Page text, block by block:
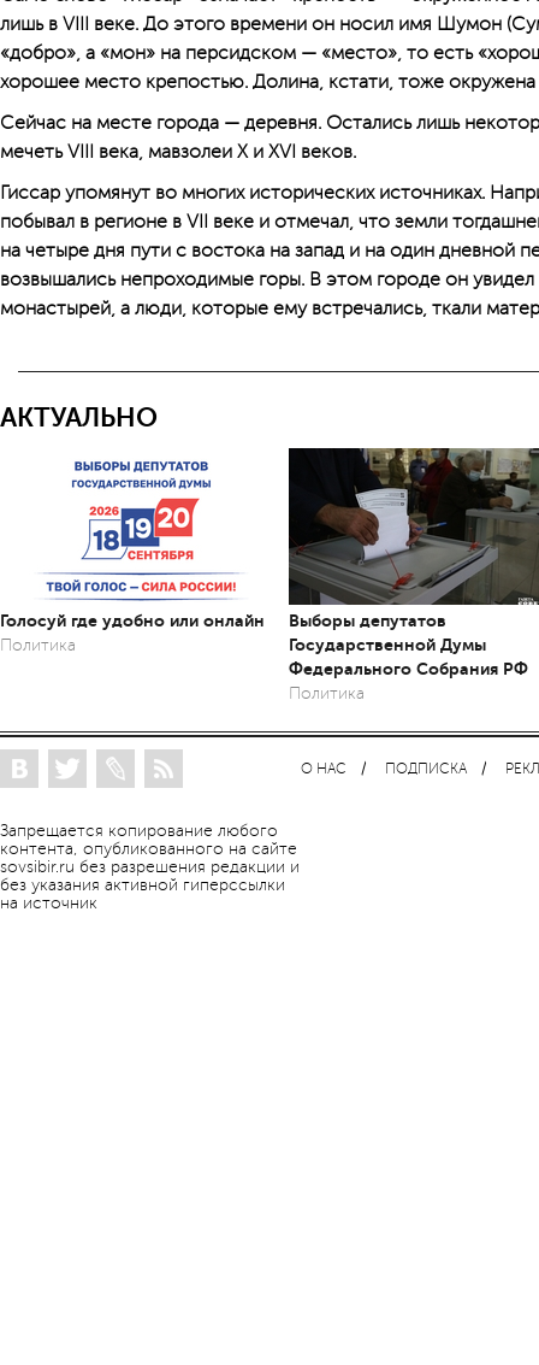
лишь в VIII веке. До этого времени он носил имя Шумон
«добро», а «мон» на персидском — «место», то есть
хорошее место крепостью. Долина, кстати, тоже
Сейчас на месте города — деревня. Остались лишь
мечеть VIII века, мавзолеи X и XVI веков.
Гиссар упомянут во многих исторических источниках.
побывал в регионе в VII веке и отмечал, что земли
на четыре дня пути с востока на запад и на один дневной
возвышались непроходимые горы. В этом городе он увидел
монастырей, а люди, которые ему встречались, ткали
АКТУАЛЬНО
Голосуй где удобно или онлайн
Политика
Выборы депутатов
Государственной Думы
Федерального Собрания РФ
Политика
Запрещается копирование любого
контента, опубликованного на сайте
sovsibir.ru без разрешения редакции и
без указания активной гиперссылки
на источник
О НАС ПОДПИСКА